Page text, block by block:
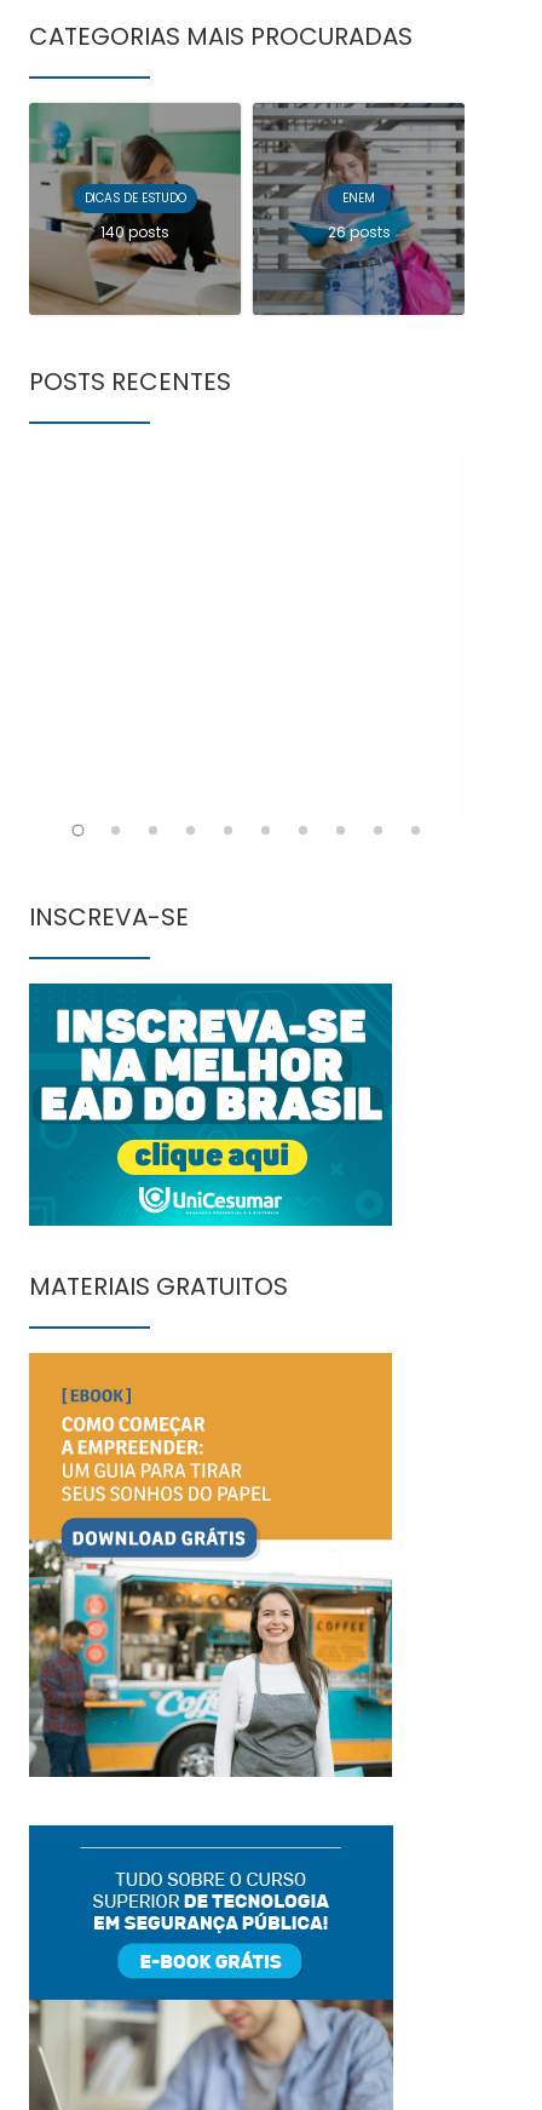
CATEGORIAS MAIS PROCURADAS
DICAS DE ESTUDO
140 posts
ENEM
26 posts
POSTS RECENTES
INSCREVA-SE
MATERIAIS GRATUITOS